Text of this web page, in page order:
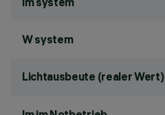
W system
Lichtausbeute (realer Wert)